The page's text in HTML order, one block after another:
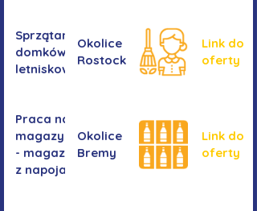
Sprzątanie
domków
letniskowych
Okolice
Rostocku
Link do
oferty
Praca na
magazynie
- magazyn
z napojami
Okolice
Bremy
Link do
oferty